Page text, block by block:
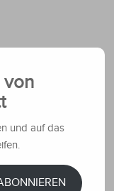
von
und auf das